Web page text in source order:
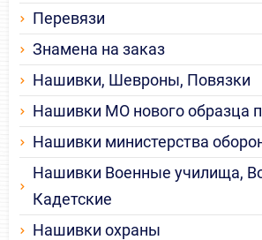
Перевязи
Знамена на заказ
Нашивки, Шевроны, Повязки
Нашивки МО нового образца
Нашивки министерства
Нашивки Военные училища,
Кадетские
Нашивки охраны